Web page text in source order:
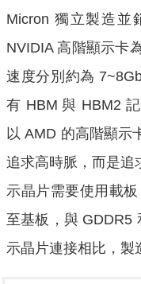
Micron 獨立製造並
NVIDIA 高階顯示卡
速度分別約為
有 HBM 與 HBM2
以 AMD 的高階顯示
追求高時脈，而是追
示晶片需要使用載
至基板，與 GDDR5
示晶片連接相比，製